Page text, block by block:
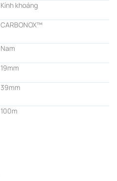
Kính khoáng
CARBONOX™
Nam
19mm
39mm
100m